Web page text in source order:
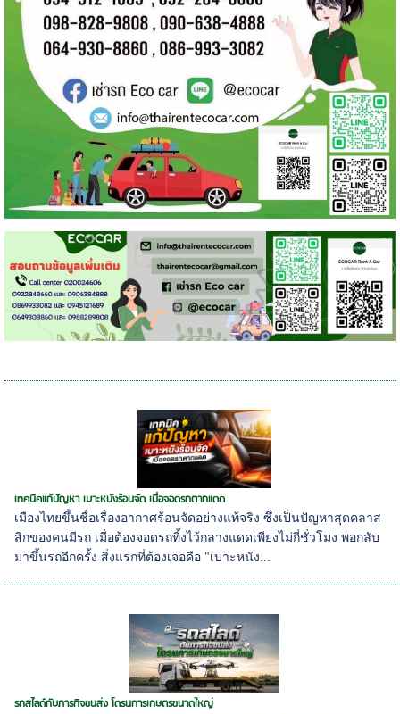
เทคนิคแก้ปัญหา เบาะหนังร้อนจัด เมื่อจอดรถตากแดด
เมืองไทยขึ้นชื่อเรื่องอากาศร้อนจัดอย่างแท้จริง ซึ่งเป็นปัญหาสุดคลาส
สิกของคนมีรถ เมื่อต้องจอดรถทิ้งไว้กลางแดดเพียงไม่กี่ชั่วโมง พอกลับ
มาขึ้นรถอีกครั้ง สิ่งแรกที่ต้องเจอคือ "เบาะหนัง...
รถสไลด์กับภารกิจขนส่ง โดรนการเกษตรขนาดใหญ่